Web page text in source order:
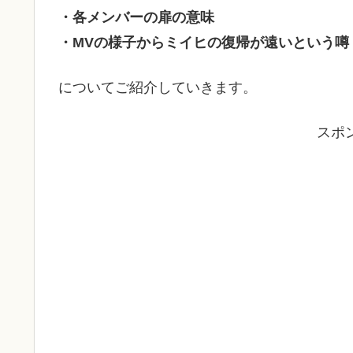
・各メンバーの扉の意味
・MVの様子からミイヒの復帰が遠いという噂
についてご紹介していきます。
スポ